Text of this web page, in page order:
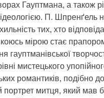
Гауптмана, а також
ідеологією. П. Шпренґель
тих, хто
мірою стає
гауптманівської
мистецького
романтиків, подібно
митця, який мав